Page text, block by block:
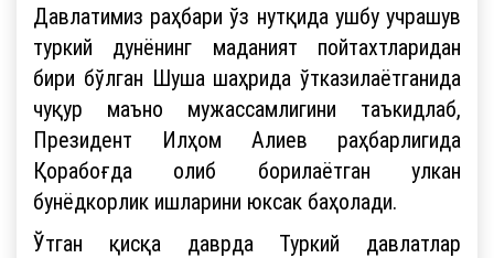
Давлатимиз раҳбари ўз нутқида ушбу учрашув
туркий дунёнинг маданият пойтахтларидан
бири бўлган Шуша шаҳрида ўтказилаётганида
чуқур маъно мужассамлигини таъкидлаб,
Президент Илҳом Алиев раҳбарлигида
Қорабоғда олиб борилаётган улкан
бунёдкорлик ишларини юксак баҳолади.
Ўтган қисқа даврда Туркий давлатлар